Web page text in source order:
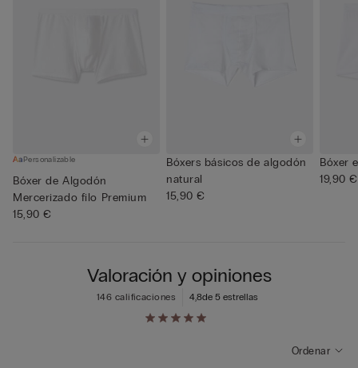
Personalizable
Bóxer de Algodón
Mercerizado filo Premium
15,90 €
Bóxers básicos de algodón
natural
15,90 €
Bóxer
19,90 €
Valoración y opiniones
4,8de 5 estrellas
146 calificaciones
Ordenar